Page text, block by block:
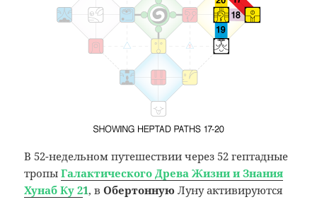
В 52-недельном путешествии через 52 гептадные
тропыГалактического Древа Жизни и Знания
Хунаб Ку 21, вОбертонную Луну активируются